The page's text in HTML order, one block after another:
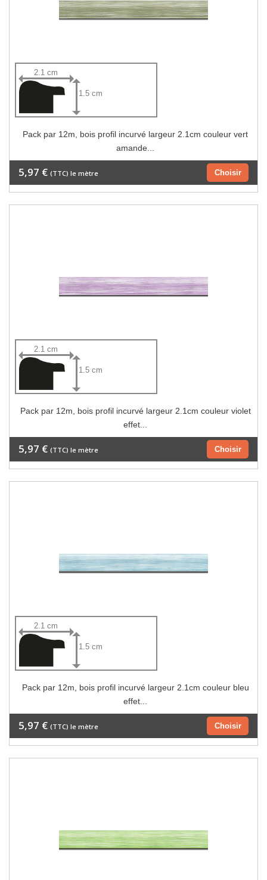
2.1 cm
1.5 cm
Pack par 12m, bois profil incurvé largeur 2.1cm couleur vert
amande...
Choisir
5,97 € (TTC) le mètre
2.1 cm
1.5 cm
Pack par 12m, bois profil incurvé largeur 2.1cm couleur violet
effet...
Choisir
5,97 € (TTC) le mètre
2.1 cm
1.5 cm
Pack par 12m, bois profil incurvé largeur 2.1cm couleur bleu
effet...
Choisir
5,97 € (TTC) le mètre